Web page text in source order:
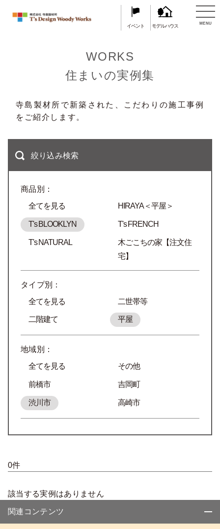
イベント モデルハウス MENU
TOP 住まいの実例集
WORKS
住まいの実例集
寺島製材所で新築された、こだわりの施工事例
をご紹介します。
絞り込み検索
商品別：
全てを見る
HIRAYA＜平屋＞
T's BLOOKLYN T's FRENCH
T's NATURAL
木ごこちの家【注文住
宅】
タイプ別：
全てを見る
二世帯等
二階建て 平屋
地域別：
全てを見る
その他
前橋市 吉岡町
渋川市 高崎市
0件
該当する実例はありません
関連コンテンツ